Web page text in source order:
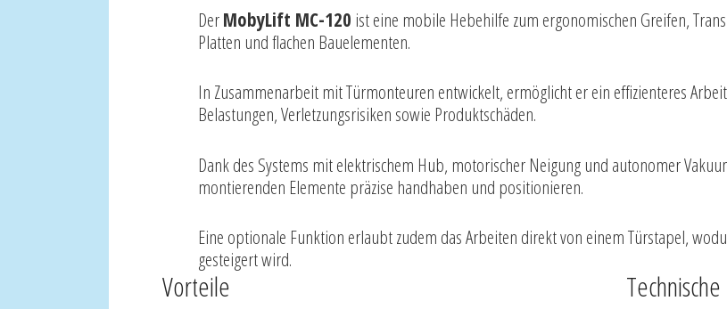
DerMobyLift MC-120 ist eine mobile Hebehilfe zum ergonomischen Greifen,
Platten und flachen Bauelementen.
In Zusammenarbeit mit Türmonteuren entwickelt, ermöglicht er ein effizienteres
Belastungen, Verletzungsrisiken sowie Produktschäden.
Dank des Systems mit elektrischem Hub, motorischer Neigung und autonomer
montierenden Elemente präzise handhaben und positionieren.
Eine optionale Funktion erlaubt zudem das Arbeiten direkt von einem Türstapel,
gesteigert wird.
Vorteile